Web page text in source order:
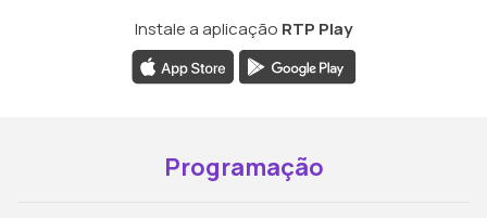
Instale a aplicação RTP Play
Programação